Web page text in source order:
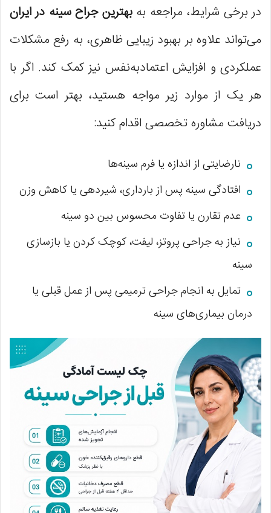
در برخی شرایط، مراجعه بهبهترین جراح سینه در ایران
می‌تواند علاوه بر بهبود زیبایی ظاهری، به رفع مشکلات
عملکردی و افزایش اعتمادبه‌نفس نیز کمک کند. اگر با
هر یک از موارد زیر مواجه هستید، بهتر است برای
دریافت مشاوره تخصصی اقدام کنید:
نارضایتی از اندازه یا فرم سینه‌ها
افتادگی سینه پس از بارداری، شیردهی یا کاهش وزن
عدم تقارن یا تفاوت محسوس بین دو سینه
نیاز به جراحی پروتز، لیفت، کوچک کردن یا بازسازی
سینه
تمایل به انجام جراحی ترمیمی پس از عمل قبلی یا
درمان بیماری‌های سینه